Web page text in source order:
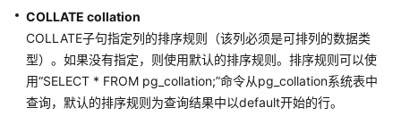
SQL
语
法
COLLATE collation
COLLATE子句指定列的排序规则（该列必须是可排列的数据类
型）。如果没有指定，则使用默认的排序规则。排序规则可以使
用“SELECT * FROM pg_collation;”命令从pg_collation系统表中
查询，默认的排序规则为查询结果中以default开始的行。